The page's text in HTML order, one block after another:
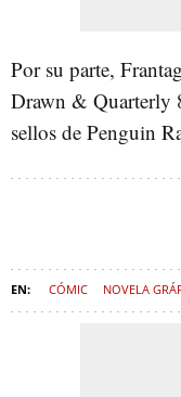
Por su parte,
Drawn & Quarterly
sellos de Penguin
CÓMIC NOVELA